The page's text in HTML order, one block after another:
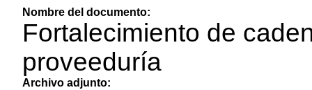
Nombre del documento:
Fortalecimiento de
proveeduría
Archivo adjunto: